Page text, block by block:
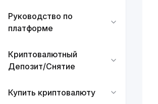
Руководство по
платформе
Криптовалютный
Депозит/Снятие
Купить криптовалюту